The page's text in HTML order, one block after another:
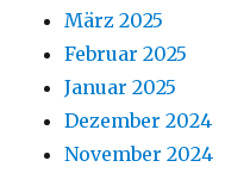
März 2025
Februar 2025
Januar 2025
Dezember 2024
November 2024